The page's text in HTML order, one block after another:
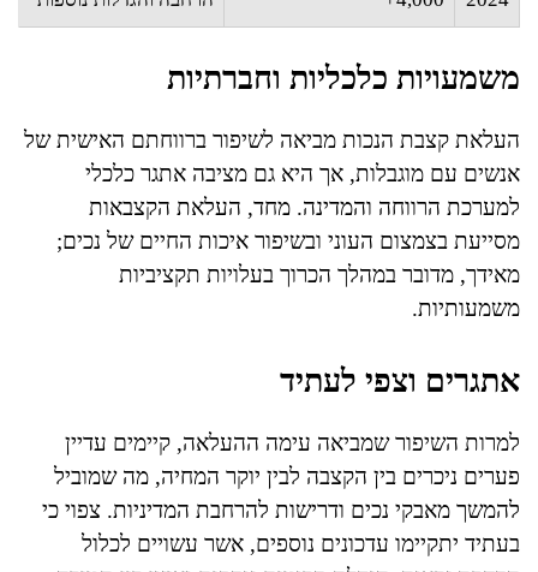
משמעויות כלכליות וחברתיות
העלאת קצבת הנכות מביאה לשיפור ברווחתם האישית של
אנשים עם מוגבלות, אך היא גם מציבה אתגר כלכלי
למערכת הרווחה והמדינה. מחד, העלאת הקצבאות
מסייעת בצמצום העוני ובשיפור איכות החיים של נכים;
מאידך, מדובר במהלך הכרוך בעלויות תקציביות
משמעותיות.
אתגרים וצפי לעתיד
למרות השיפור שמביאה עימה ההעלאה, קיימים עדיין
פערים ניכרים בין הקצבה לבין יוקר המחיה, מה שמוביל
להמשך מאבקי נכים ודרישות להרחבת המדיניות. צפוי כי
בעתיד יתקיימו עדכונים נוספים, אשר עשויים לכלול